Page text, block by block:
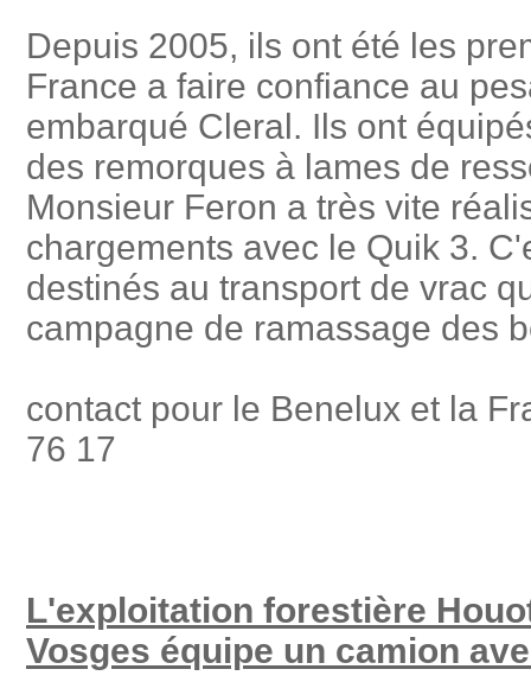
Depuis 2005, ils ont été les
France a faire confiance au
embarqué Cleral. Ils ont
des remorques à lames de
Monsieur Feron a très vite
chargements avec le Quik 3.
destinés au transport de vrac
campagne de ramassage des
contact pour le Benelux et la
76 17
L'exploitation forestière
Vosges équipe un camion